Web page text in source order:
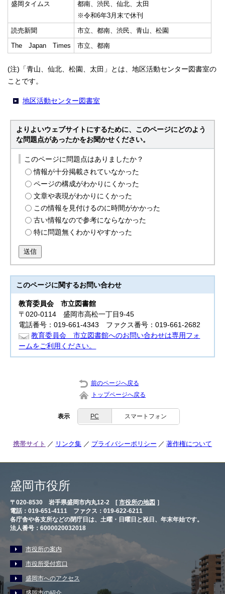
盛岡タイムス
都南、渋民、仙北、太田
※令和6年3月末で休刊
読売新聞
市立、都南、渋民、青山、松園
The Japan Times
市立、都南
(注)「青山、仙北、松園、太田」とは、地区活動センター図書室の
ことです。
地区活動センター図書室
よりよいウェブサイトにするために、このページにどのよう
な問題点があったかをお聞かせください。
このページに問題点はありましたか？
情報が十分掲載されていなかった
ページの構成がわかりにくかった
文章や表現がわかりにくかった
この情報を見付けるのに時間がかかった
古い情報なので参考にならなかった
特に問題無くわかりやすかった
送信
このページに関するお問い合わせ
教育委員会市立図書館
〒020-0114 盛岡市高松一丁目9-45
電話番号：019-661-4343 ファクス番号：019-661-2682
教育委員会 市立図書館へのお問い合わせは専用フォ
ームをご利用ください。
前のページへ戻る
トップページへ戻る
表示 PC スマートフォン
携帯サイト リンク集 プライバシーポリシー 著作権について
盛岡市役所
〒020-8530 岩手県盛岡市内丸12-2 [ 市役所の地図 ］
電話：019-651-4111 ファクス：019-622-6211
各庁舎や各支所などの閉庁日は、土曜・日曜日と祝日、年末年始です。
法人番号：6000020032018
市役所の案内
市役所受付窓口
盛岡市へのアクセス